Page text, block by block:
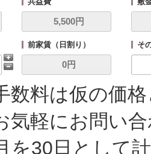
前家賃（日割り） そ
数料は仮の価
気軽にお問い
を30日として